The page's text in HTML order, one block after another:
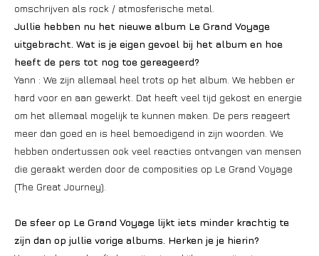
omschrijven als rock / atmosferische metal.
Jullie hebben nu het nieuwe album Le Grand Voyage
uitgebracht. Wat is je eigen gevoel bij het album en hoe
heeft de pers tot nog toe gereageerd?
Yann : We zijn allemaal heel trots op het album. We hebben er
hard voor en aan gewerkt. Dat heeft veel tijd gekost en energie
om het allemaal mogelijk te kunnen maken. De pers reageert
meer dan goed en is heel bemoedigend in zijn woorden. We
hebben ondertussen ook veel reacties ontvangen van mensen
die geraakt werden door de composities op Le Grand Voyage
(The Great Journey).
De sfeer op Le Grand Voyage lijkt iets minder krachtig te
zijn dan op jullie vorige albums. Herken je je hierin?